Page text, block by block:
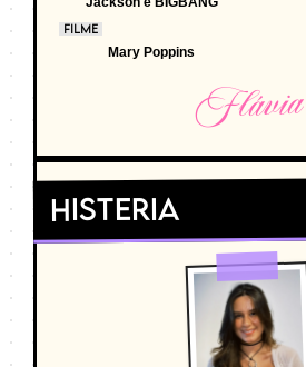
FILME
Mary Poppins
Flávia
Histeria